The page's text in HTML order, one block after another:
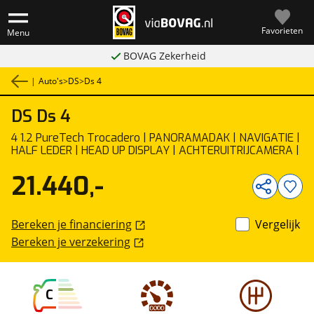
Menu Favorieten
BOVAG Zekerheid
| Auto's>DS>Ds 4
DS Ds 4
4 1.2 PureTech Trocadero | PANORAMADAK | NAVIGATIE |
HALF LEDER | HEAD UP DISPLAY | ACHTERUITRIJCAMERA |
C
21.440,-
Bereken je financiering
Bereken je verzekering
Vergelijk